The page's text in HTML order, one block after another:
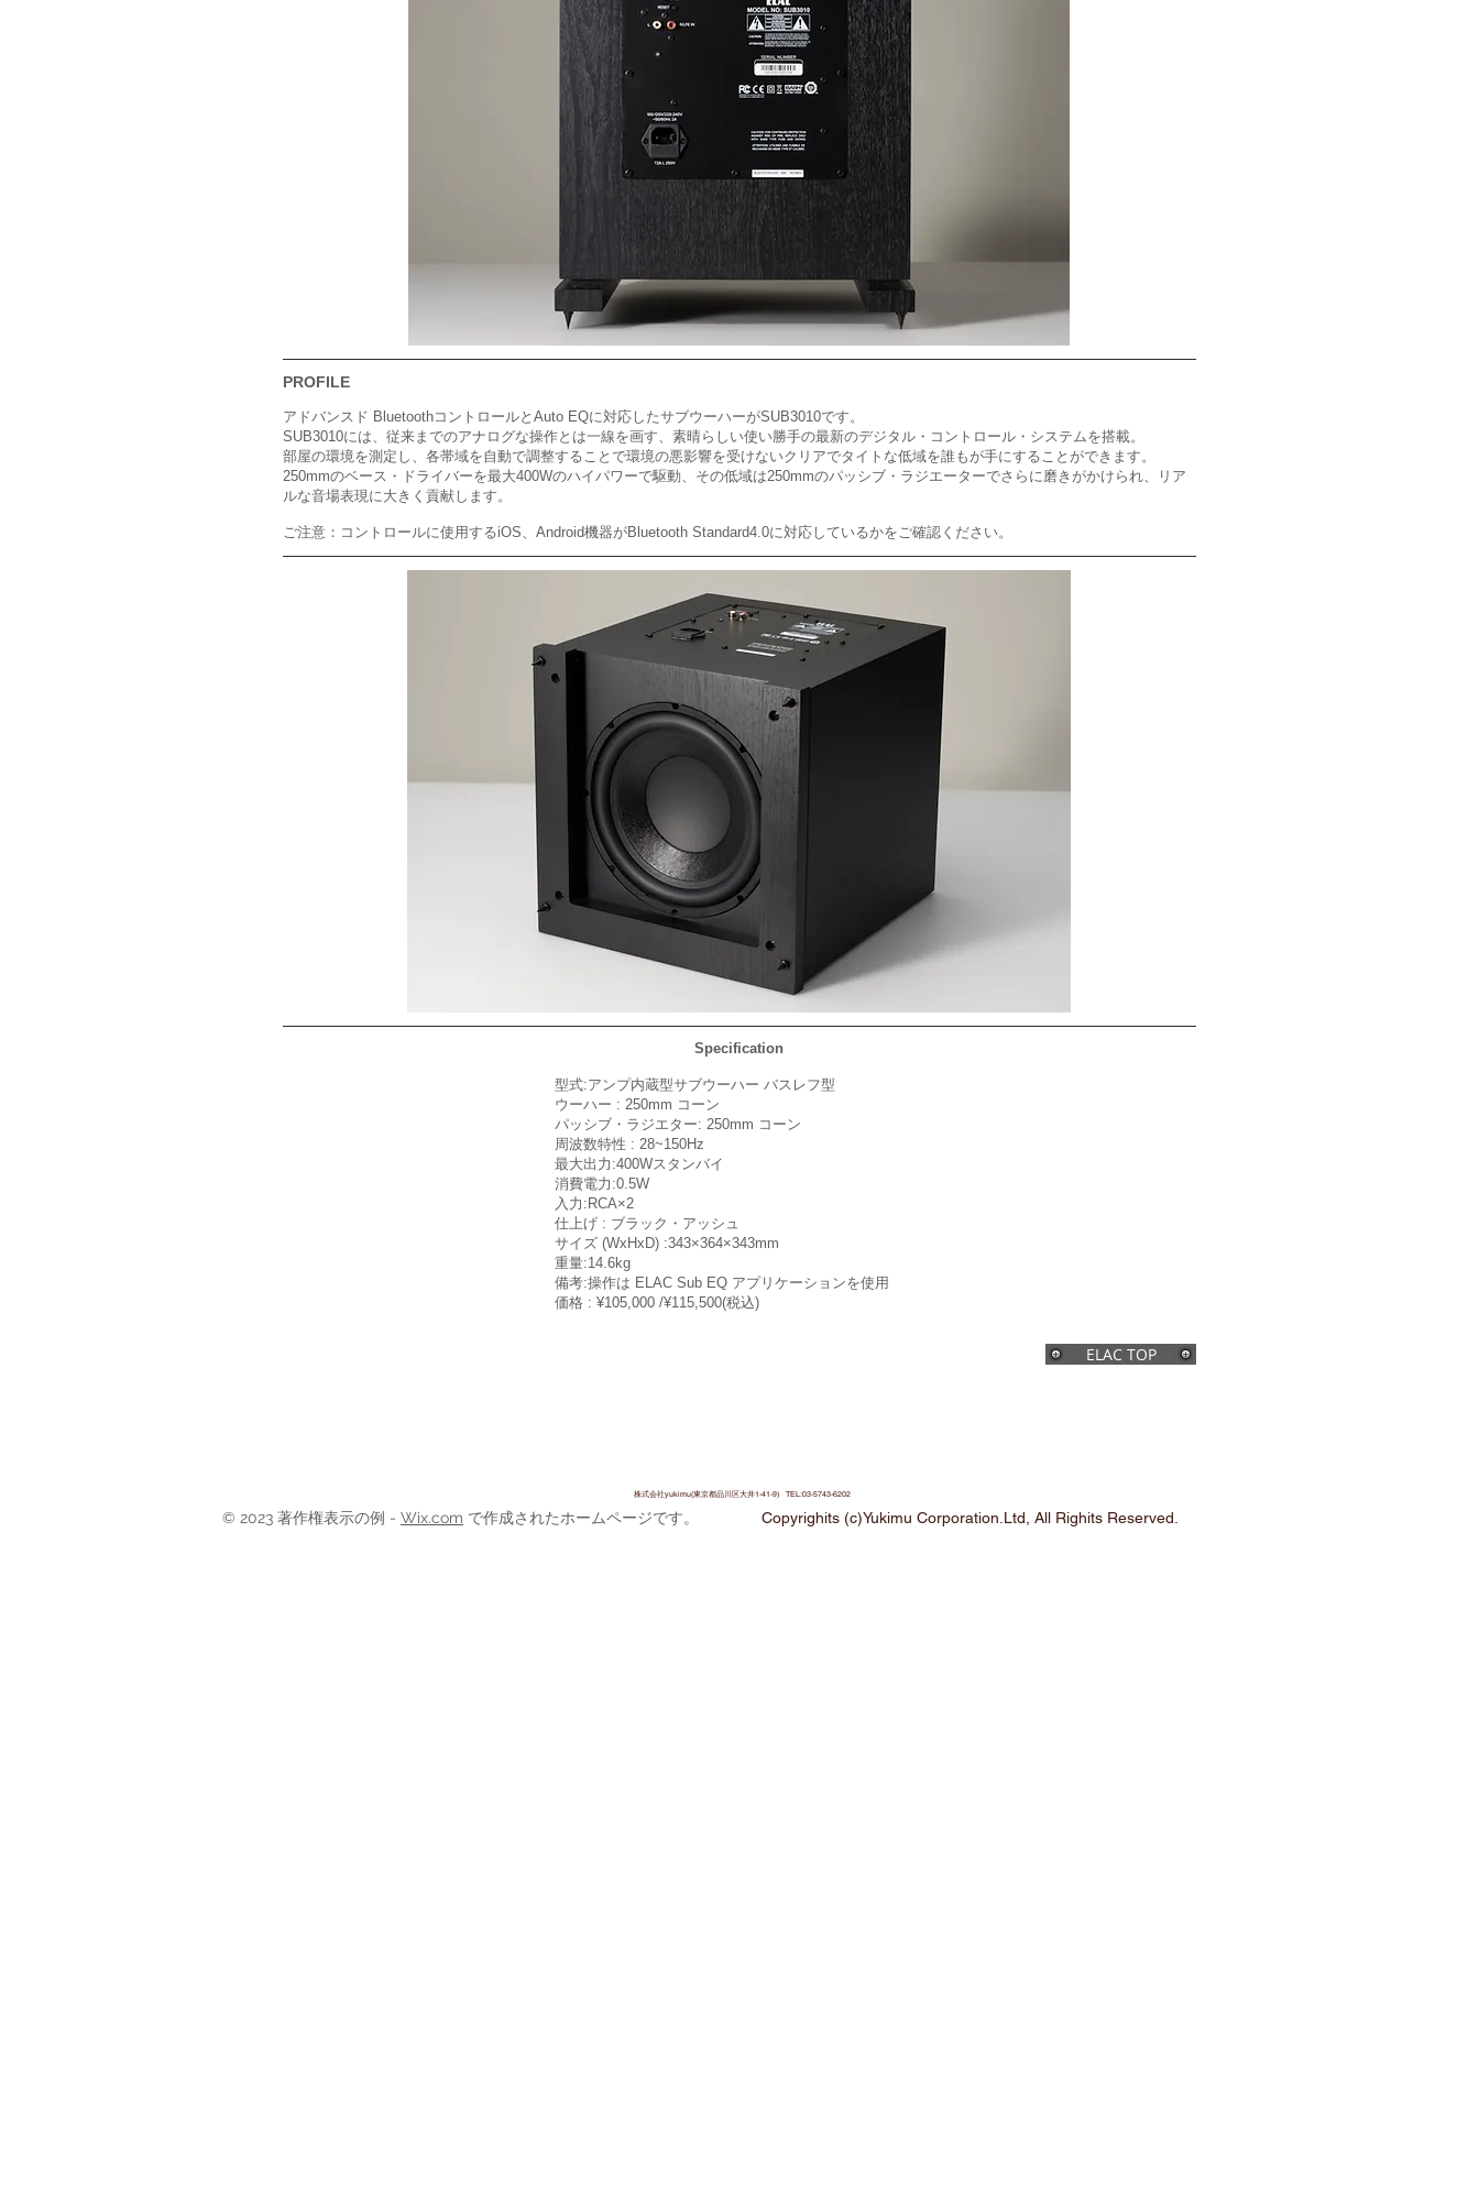
PROFILE
アドバンスド BluetoothコントロールとAuto EQに対応したサブウーハーがSUB3010です。
SUB3010には、従来までのアナログな操作とは一線を画す、素晴らしい使い勝手の最新のデジタル・コントロール・システムを搭載。
部屋の環境を測定し、各帯域を自動で調整することで環境の悪影響を受けないクリアでタイトな低域を誰もが手にすることができます。
250mmのベース・ドライバーを最大400Wのハイパワーで駆動、その低域は250mmのパッシブ・ラジエーターでさらに磨きがかけられ、リア
ルな音場表現に大きく貢献します。
ご注意：コントロールに使用するiOS、Android機器がBluetooth Standard4.0に対応しているかをご確認ください。
Specification
型式:アンプ内蔵型サブウーハー バスレフ型
ウーハー : 250mm コーン
パッシブ・ラジエター: 250mm コーン
周波数特性 : 28~150Hz
最大出力:400Wスタンバイ
消費電力:0.5W
入力:RCA×2
仕上げ : ブラック・アッシュ
サイズ (WxHxD) :343×364×343mm
重量:14.6kg
備考:操作は ELAC Sub EQ アプリケーションを使用
価格 : ¥105,000 /¥115,500(税込)
ELAC TOP
株式会社yukimu(東京都品川区大井1-41-9) TEL:03-5743-6202
© 2023 著作権表示の例 - Wix.com で作成されたホームページです。 Copyrighits (c)Yukimu Corporation.Ltd, All Righits Reserved.